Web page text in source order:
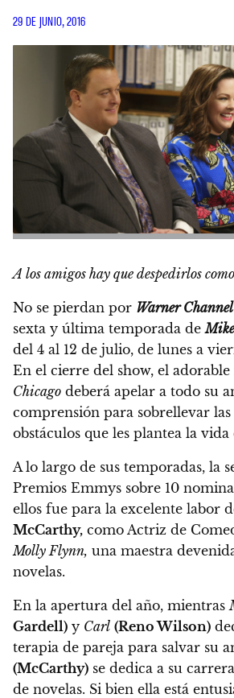
29 DE JUNIO, 2016
A los amigos hay que despedirlos
No se pierdan por Warner Channel
sexta y última temporada de
del 4 al 12 de julio, de lunes a
En el cierre del show, el
Chicago deberá apelar a todo su
comprensión para sobrellevar las
obstáculos que les plantea la vida
A lo largo de sus temporadas, la
Premios Emmys sobre 10
ellos fue para la excelente labor
McCarthy, como Actriz de
Molly Flynn, una maestra
novelas.
En la apertura del año, mientras
Gardell) y Carl (Reno Wilson)
terapia de pareja para salvar su
(McCarthy) se dedica a su
de novelas. Si bien ella está